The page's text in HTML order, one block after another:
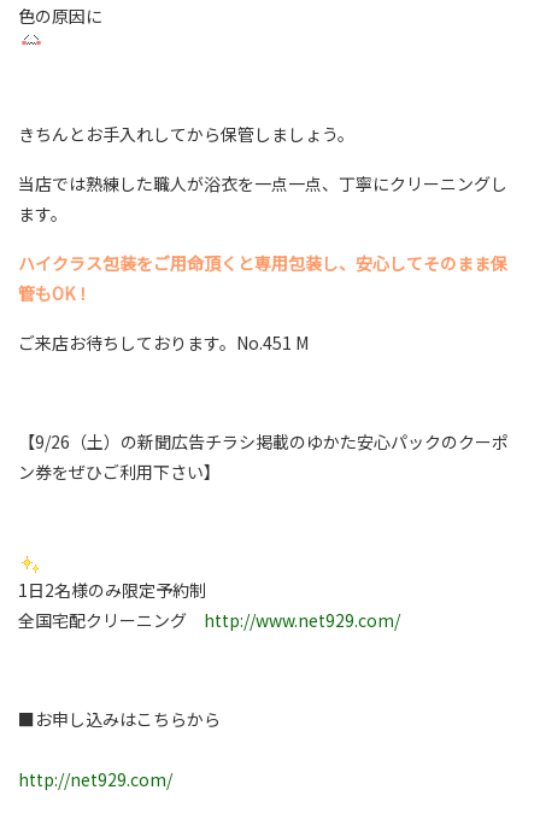
色の原因に
きちんとお手入れしてから保管しましょう。
当店では熟練した職人が浴衣を一点一点、丁寧にクリーニングし
ます。
ハイクラス包装をご用命頂くと専用包装し、安心してそのまま保
管もOK！
ご来店お待ちしております。No.451 M
【9/26（土）の新聞広告チラシ掲載のゆかた安心パックのクーポ
ン券をぜひご利用下さい】
1日2名様のみ限定予約制
全国宅配クリーニング http://www.net929.com/
■お申し込みはこちらから
http://net929.com/